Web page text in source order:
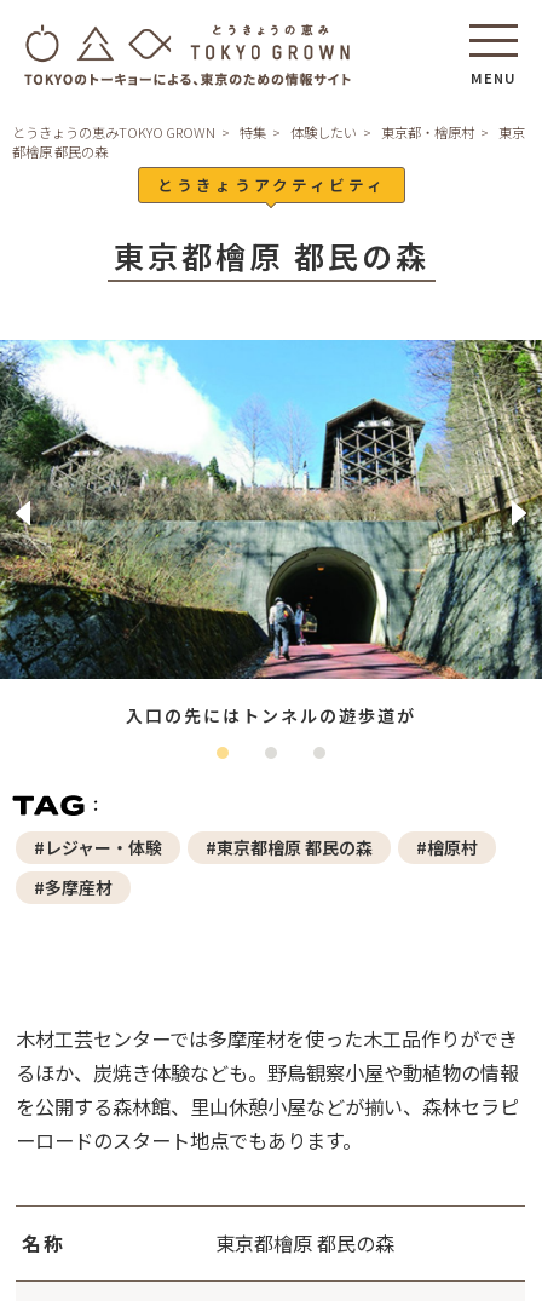
MENU
とうきょうの恵みTOKYO GROWN 特集 体験したい 東京都・檜原村
東京
都檜原 都民の森
とうきょうアクティビティ
東京都檜原 都民の森
入口の先にはトンネルの遊歩道が
#レジャー・体験 #東京都檜原 都民の森
#檜原村
#多摩産材
木材工芸センターでは多摩産材を使った木工品作りができ
るほか、炭焼き体験なども。野鳥観察小屋や動植物の情報
を公開する森林館、里山休憩小屋などが揃い、森林セラピ
ーロードのスタート地点でもあります。
名称 東京都檜原 都民の森